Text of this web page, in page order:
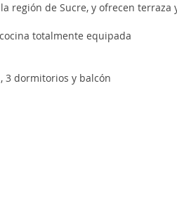
región de Sucre, y ofrecen terraza
totalmente equipada
3 dormitorios y balcón